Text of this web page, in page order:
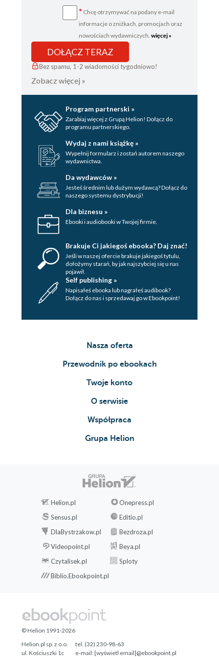
* Chcę otrzymywać na podany e-mail
informacje o zniżkach, promocjach oraz
nowościach wydawniczych. więcej »
DOŁĄCZ TERAZ
Bez spamu, 1-2 wiadomości tygodniowo!
Zobacz więcej »
Program partnerski »
Zarabiaj więcej z Grupą Helion! Dołącz do
programu partnerskiego.
Wydaj z nami książkę »
Wypełnij formularz i zostań autorem naszego
wydawnictwa.
Da wydawców »
Jesteś średnim lub dużym wydawcą? Dołącz do
naszego systemu dystrybucji!
Dla biznesu »
Ebooki i audiobooki w Twojej firmie.
Brakuje Ci jakiegoś ebooka? Daj znać!
Jeśli w naszej ofercie brakuje jakiegoś tytulu,
dołożymy starań, by jak najszybciej się u nas
pojawił.
Self publishing »
Napisałeś ebooka lub nagrałeś audibook?
Dołącz do nas i sprzedawaj go w Ebookpoint!
Nasza oferta
Przewodnik po ebookach
Twoje konto
O serwisie
Współpraca
Grupa Helion
Helion.pl
Onepress.pl
Sensus.pl
Editio.pl
DlaBystrzakow.pl
Bezdroza.pl
Videopoint.pl
Beya.pl
Czytalisek.pl
Sploty
Biblio.Ebookpoint.pl
© Helion 1991-2026
Helion.pl sp. z o.o.
ul. Kościuszki 1c
tel. (32) 230-98-63
e-mail:[wyświetl email]@ebookpoint.pl